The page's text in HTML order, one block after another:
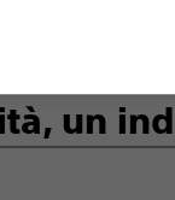
un